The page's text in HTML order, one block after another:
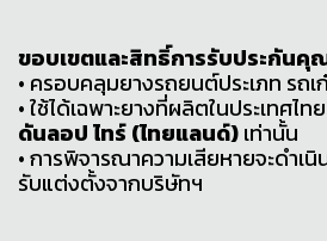
ขอบเขตและสิทธิ์การรับประกันคุ
• ครอบคลุมยางรถยนต์ประเภท รถเ
• ใช้ได้เฉพาะยางที่ผลิตในประเทศไ
ดันลอป ไทร์ (ไทยแลนด์)เท่านั้น
• การพิจารณาความเสียหายจะดำเ
รับแต่งตั้งจากบริษัทฯ